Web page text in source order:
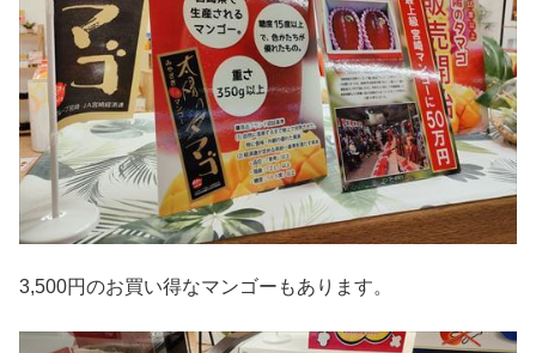
3,500円のお買い得なマンゴーもあります。